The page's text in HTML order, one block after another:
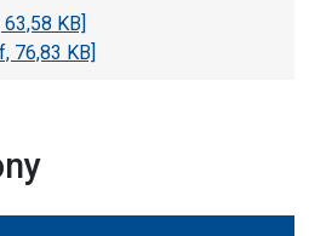
KB]
76,83 KB]